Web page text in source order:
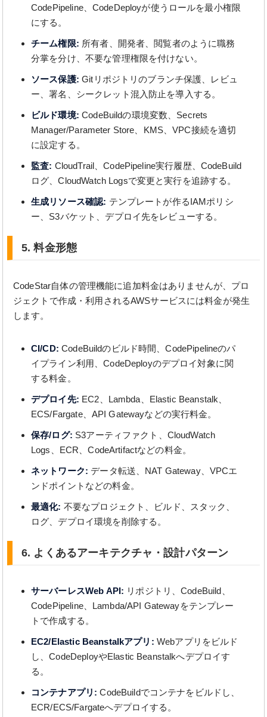
CodePipeline、CodeDeployが使うロールを最小権限
にする。
チーム権限: 所有者、開発者、閲覧者のように職務
分掌を分け、不要な管理権限を付けない。
ソース保護: Gitリポジトリのブランチ保護、レビュ
ー、署名、シークレット混入防止を導入する。
ビルド環境: CodeBuildの環境変数、Secrets
Manager/Parameter Store、KMS、VPC接続を適切
に設定する。
監査: CloudTrail、CodePipeline実行履歴、CodeBuild
ログ、CloudWatch Logsで変更と実行を追跡する。
生成リソース確認: テンプレートが作るIAMポリシ
ー、S3バケット、デプロイ先をレビューする。
5. 料金形態
CodeStar自体の管理機能に追加料金はありませんが、プロ
ジェクトで作成・利用されるAWSサービスには料金が発生
します。
CI/CD: CodeBuildのビルド時間、CodePipelineのパ
イプライン利用、CodeDeployのデプロイ対象に関
する料金。
デプロイ先: EC2、Lambda、Elastic Beanstalk、
ECS/Fargate、API Gatewayなどの実行料金。
保存/ログ: S3アーティファクト、CloudWatch
Logs、ECR、CodeArtifactなどの料金。
ネットワーク: データ転送、NAT Gateway、VPCエ
ンドポイントなどの料金。
最適化: 不要なプロジェクト、ビルド、スタック、
ログ、デプロイ環境を削除する。
6. よくあるアーキテクチャ・設計パターン
サーバーレスWeb API: リポジトリ、CodeBuild、
CodePipeline、Lambda/API Gatewayをテンプレー
トで作成する。
EC2/Elastic Beanstalkアプリ: Webアプリをビルド
し、CodeDeployやElastic Beanstalkへデプロイす
る。
コンテナアプリ: CodeBuildでコンテナをビルドし、
ECR/ECS/Fargateへデプロイする。